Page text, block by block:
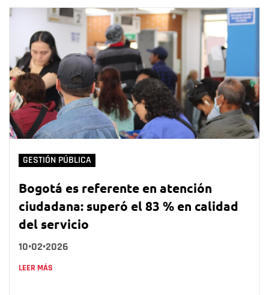
GESTIÓN PÚBLICA
Bogotá es referente en atención
ciudadana: superó el 83 % en calidad
del servicio
10•02•2026
LEER MÁS